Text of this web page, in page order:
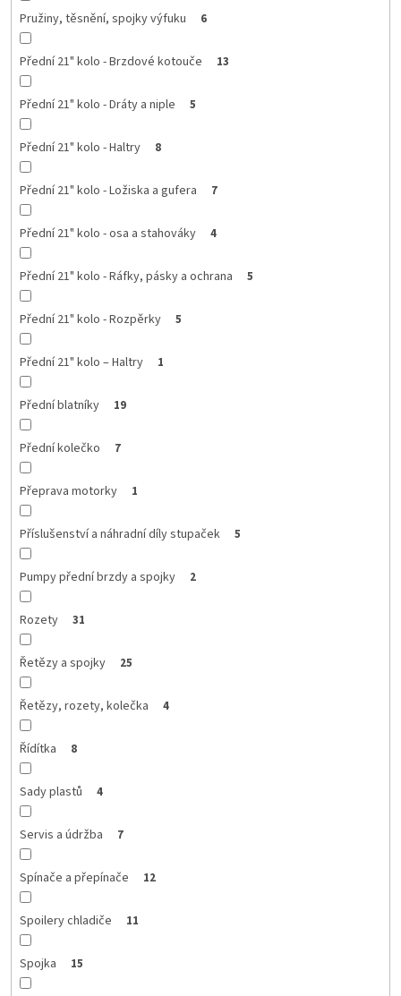
Pružiny, těsnění, spojky výfuku 6
Přední 21" kolo - Brzdové kotouče 13
Přední 21" kolo - Dráty a niple 5
Přední 21" kolo - Haltry 8
Přední 21" kolo - Ložiska a gufera 7
Přední 21" kolo - osa a stahováky 4
Přední 21" kolo - Ráfky, pásky a ochrana 5
Přední 21" kolo - Rozpěrky 5
Přední 21" kolo – Haltry 1
Přední blatníky 19
Přední kolečko 7
Přeprava motorky 1
Příslušenství a náhradní díly stupaček 5
Pumpy přední brzdy a spojky 2
Rozety 31
Řetězy a spojky 25
Řetězy, rozety, kolečka 4
Řídítka 8
Sady plastů 4
Servis a údržba 7
Spínače a přepínače 12
Spoilery chladiče 11
Spojka 15